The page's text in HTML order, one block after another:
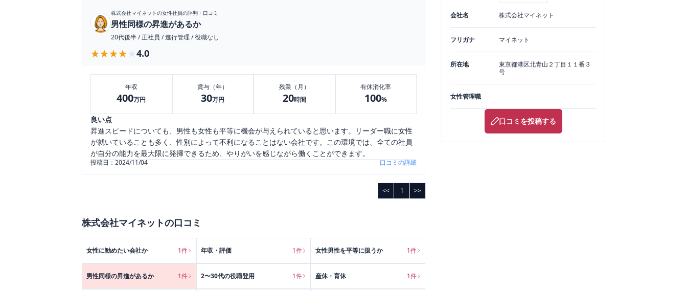
株式会社マイネットの女性社員の評判・口コミ
男性同様の昇進があるか
20代後半/正社員 /進行管理 /役職なし
★★★★★
★★★★★ 4.0
年収
400万円
賞与（年）
30万円
残業（月）
20時間
有休消化率
100%
良い点
昇進スピードについても、男性も女性も平等に機会が与えられていると思います。リーダー職に女性
が就いていることも多く、性別によって不利になることはない会社です。この環境では、全ての社員
が自分の能力を最大限に発揮できるため、やりがいを感じながら働くことができます。
投稿日：2024/11/04 口コミの詳細
<< 1 >>
株式会社マイネットの口コミ
女性に勧めたい会社か 1件 年収・評価 1件 女性男性を平等に扱うか 1件
男性同様の昇進があるか 1件 2〜30代の役職登用 1件 産休・育休 1件
会社名 株式会社マイネット
フリガナ マイネット
所在地 東京都港区北青山２丁目１１番３
号
女性管理職
口コミを投稿する